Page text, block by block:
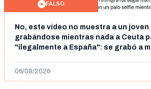
FALSO
No, este vídeo no muestra a un
grabándose mientras nada a Ceuta
"ilegalmente a España": se grabó a
06/08/2026